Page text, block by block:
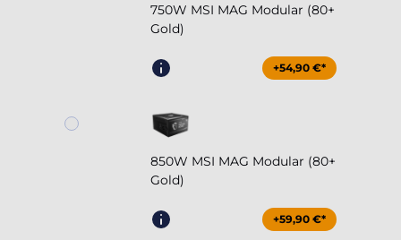
750W MSI MAG Modular (80+
Gold)
+54,90 €*
850W MSI MAG Modular (80+
Gold)
+59,90 €*